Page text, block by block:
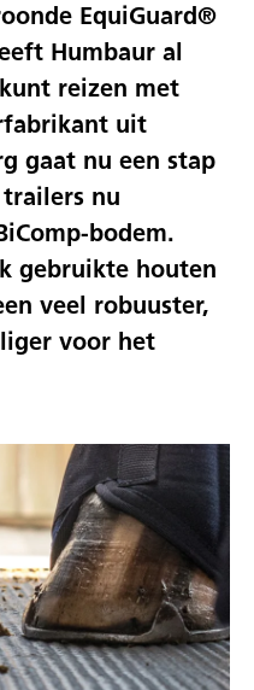
EquiGuard®
Humbaur al
reizen met
uit
gaat nu een stap
nu
bodem.
gebruikte houten
veel robuuster,
voor het